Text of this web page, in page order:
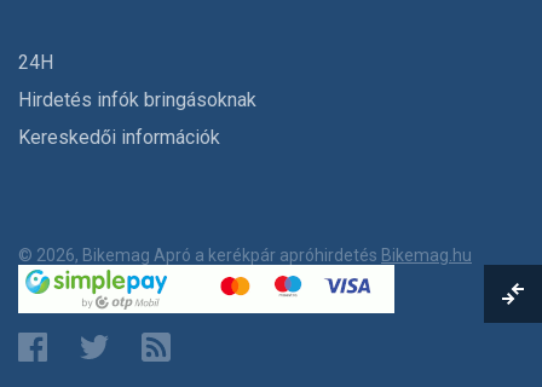
24H
Hirdetés infók bringásoknak
Kereskedői információk
© 2026, Bikemag Apró a kerékpár apróhirdetés Bikemag.hu